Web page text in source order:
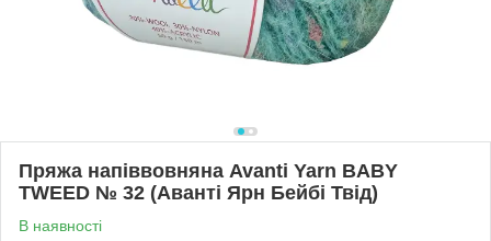
Пряжа напіввовняна Avanti Yarn BABY
TWEED № 32 (Аванті Ярн Бейбі Твід)
В наявності